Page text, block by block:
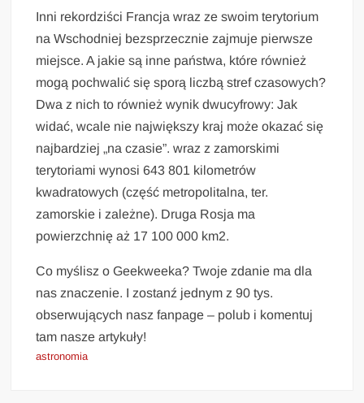
Inni rekordziści Francja wraz ze swoim terytorium
na Wschodniej bezsprzecznie zajmuje pierwsze
miejsce. A jakie są inne państwa, które również
mogą pochwalić się sporą liczbą stref czasowych?
Dwa z nich to również wynik dwucyfrowy: Jak
widać, wcale nie największy kraj może okazać się
najbardziej „na czasie”. wraz z zamorskimi
terytoriami wynosi 643 801 kilometrów
kwadratowych (część metropolitalna, ter.
zamorskie i zależne). Druga Rosja ma
powierzchnię aż 17 100 000 km2.
Co myślisz o Geekweeka? Twoje zdanie ma dla
nas znaczenie. I zostanź jednym z 90 tys.
obserwujących nasz fanpage – polub i komentuj
tam nasze artykuły!
astronomia